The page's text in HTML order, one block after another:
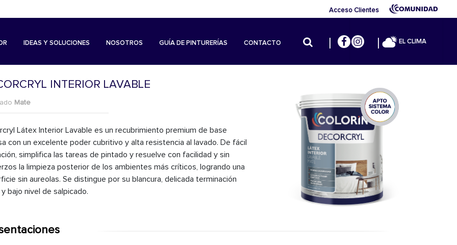
Acceso Clientes
IDEAS Y SOLUCIONES NOSOTROS GUÍA DE PINTURERÍAS CONTACTO EL CLIMA
INTERIOR LAVABLE
Mate
Látex Interior Lavable es un recubrimiento premium de base
con un excelente poder cubritivo y alta resistencia al lavado. De fácil
simplifica las tareas de pintado y resuelve con facilidad y sin
la limpieza posterior de los ambientes más críticos, logrando una
sin aureolas. Se distingue por su blancura, delicada terminación
bajo nivel de salpicado.